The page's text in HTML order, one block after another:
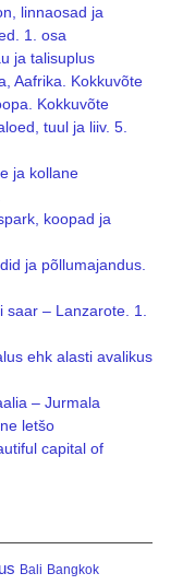
linnaosad ja
1. osa
ja talisuplus
Aafrika. Kokkuvõte
Kokkuvõte
tuul ja liiv. 5.
ja kollane
koopad ja
ja põllumajandus.
saar – Lanzarote. 1.
ehk alasti avalikus
– Jurmala
letšo
capital of
Bali Bangkok